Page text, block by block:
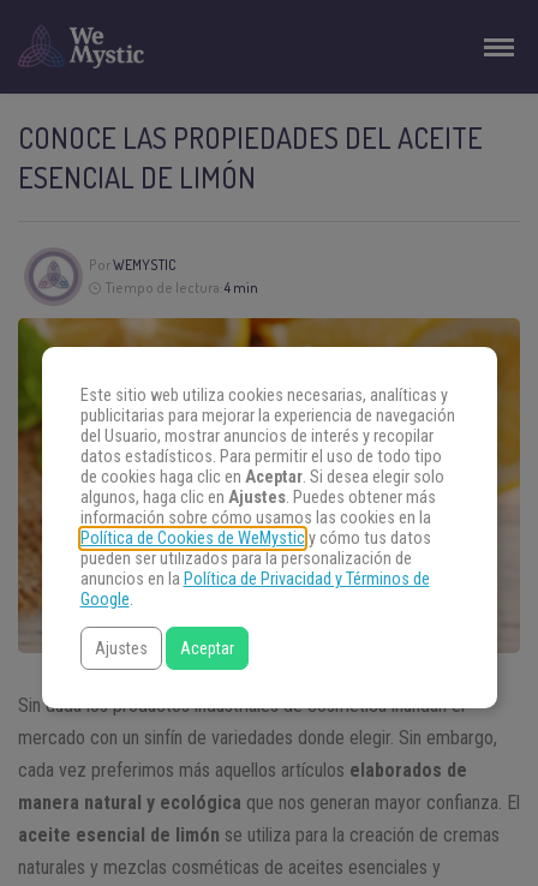
CONOCE LAS PROPIEDADES DEL ACEITE
ESENCIAL DE LIMÓN
PorWEMYSTIC
Tiempo de lectura:4 min
Sin duda los productos industriales de cosmética inundan el
mercado con un sinfín de variedades donde elegir. Sin embargo,
cada vez preferimos más aquellos artículos elaborados de
manera natural y ecológica que nos generan mayor confianza. El
aceite esencial de limón se utiliza para la creación de cremas
naturales y mezclas cosméticas de aceites esenciales y
Este sitio web utiliza cookies necesarias, analíticas y
publicitarias para mejorar la experiencia de navegación
del Usuario, mostrar anuncios de interés y recopilar
datos estadísticos. Para permitir el uso de todo tipo
de cookies haga clic en Aceptar. Si desea elegir solo
algunos, haga clic en Ajustes. Puedes obtener más
información sobre cómo usamos las cookies en la
Política de Cookies de WeMysticy cómo tus datos
pueden ser utilizados para la personalización de
anuncios en la Política de Privacidad y Términos de
Google.
Ajustes Aceptar